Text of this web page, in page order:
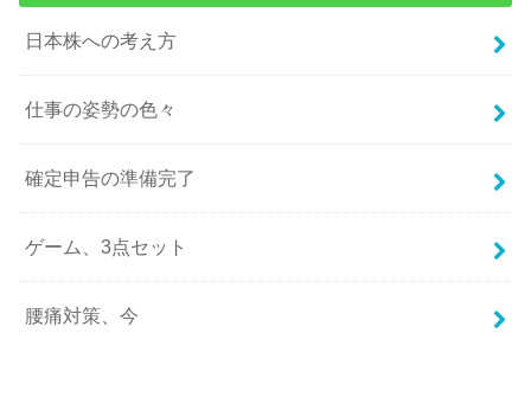
日本株への考え方
仕事の姿勢の色々
確定申告の準備完了
ゲーム、3点セット
腰痛対策、今